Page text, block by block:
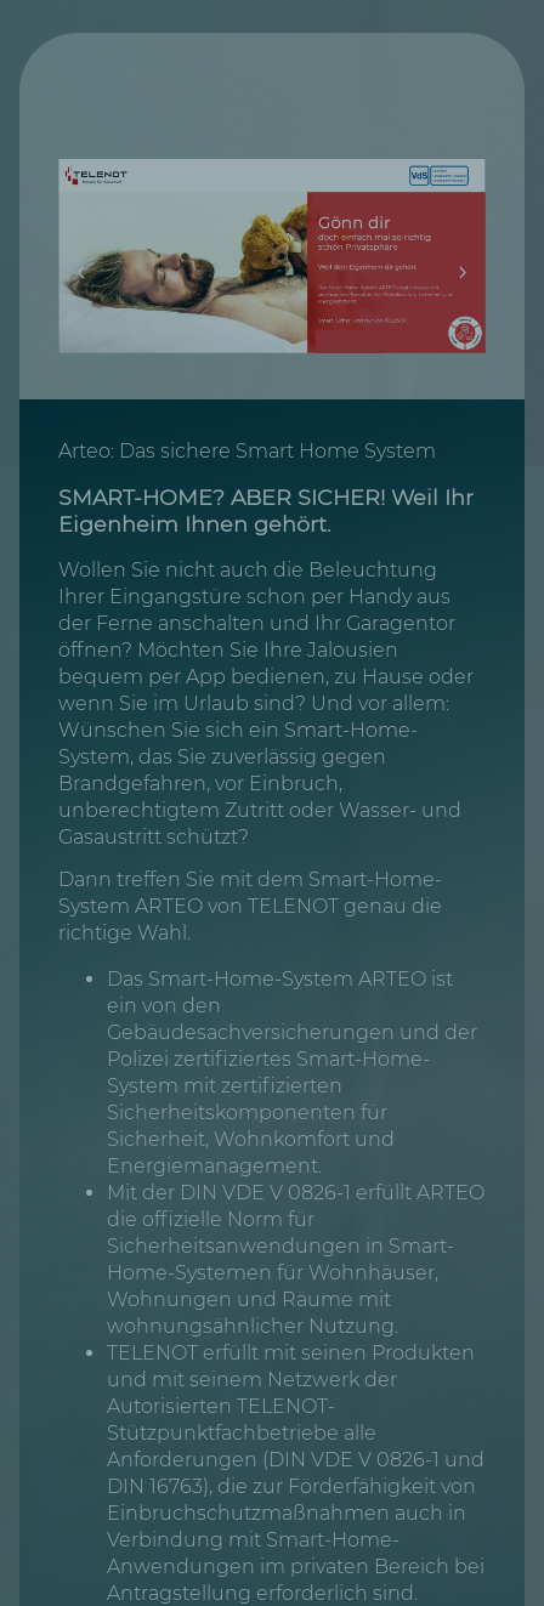
Arteo: Das sichere Smart Home System
SMART-HOME? ABER SICHER! Weil Ihr
Eigenheim Ihnen gehört.
Wollen Sie nicht auch die Beleuchtung
Ihrer Eingangstüre schon per Handy aus
der Ferne anschalten und Ihr Garagentor
öffnen? Möchten Sie Ihre Jalousien
bequem per App bedienen, zu Hause oder
wenn Sie im Urlaub sind? Und vor allem:
Wünschen Sie sich ein Smart-Home-
System, das Sie zuverlässig gegen
Brandgefahren, vor Einbruch,
unberechtigtem Zutritt oder Wasser- und
Gasaustritt schützt?
Dann treffen Sie mit dem Smart-Home-
System ARTEO von TELENOT genau die
richtige Wahl.
Das Smart-Home-System ARTEO ist
ein von den
Gebäudesachversicherungen und der
Polizei zertifiziertes Smart-Home-
System mit zertifizierten
Sicherheitskomponenten für
Sicherheit, Wohnkomfort und
Energiemanagement.
Mit der DIN VDE V 0826-1 erfüllt ARTEO
die offizielle Norm für
Sicherheitsanwendungen in Smart-
Home-Systemen für Wohnhäuser,
Wohnungen und Räume mit
wohnungsähnlicher Nutzung.
TELENOT erfüllt mit seinen Produkten
und mit seinem Netzwerk der
Autorisierten TELENOT-
Stützpunktfachbetriebe alle
Anforderungen (DIN VDE V 0826-1 und
DIN 16763), die zur Förderfähigkeit von
Einbruchschutzmaßnahmen auch in
Verbindung mit Smart-Home-
Anwendungen im privaten Bereich bei
Antragstellung erforderlich sind.